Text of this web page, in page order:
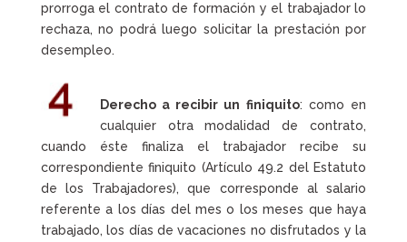
prorroga el contrato de formación y el trabajador lo
rechaza, no podrá luego solicitar la prestación por
desempleo.
Derecho a recibir un finiquito: como en
cualquier otra modalidad de contrato,
cuando éste finaliza el trabajador recibe su
correspondiente finiquito (Artículo 49.2 del Estatuto
de los Trabajadores), que corresponde al salario
referente a los días del mes o los meses que haya
trabajado, los días de vacaciones no disfrutados y la